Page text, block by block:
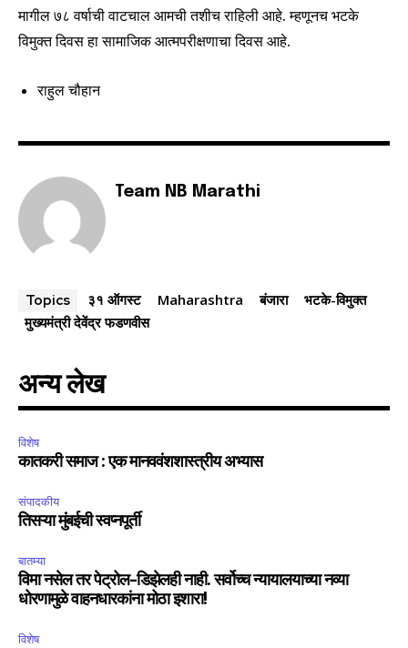
मागील ७८ वर्षाची वाटचाल आमची तशीच राहिली आहे. म्हणूनच भटके
विमुक्त दिवस हा सामाजिक आत्मपरीक्षणाचा दिवस आहे.
राहुल चौहान
Team NB Marathi
Topics ३१ ऑगस्ट Maharashtra बंजारा
भटके-विमुक्त
मुख्यमंत्री देवेंद्र फडणवीस
अन्य लेख
विशेष
कातकरी समाज : एक मानववंशशास्त्रीय अभ्यास
संपादकीय
तिसऱ्या मुंबईची स्वप्नपूर्ती
बातम्या
विमा नसेल तर पेट्रोल-डिझेलही नाही. सर्वोच्च न्यायालयाच्या नव्या
धोरणामुळे वाहनधारकांना मोठा इशारा!
विशेष